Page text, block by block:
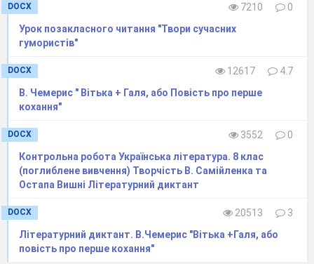
4 Галя Козачок
5 Федько Котигорошко
Репліка
АДотримуйтеся правил дуелі. Я пропоную вам у
цю останню, так сказать, історичну хвилину
помиритися.
БМи ваш «револьвер» з
їли. Шкода, що мала
кобура…На даному етапі.
ВДля тебе…, на даному етапі, доведеться
прочитати лекцію на тему «Що таке підкопи з
ГВиполов. Вона прийшла й каже: «Дякую. Тепер ти
можеш іти додому». Ну, я й пішов.
DOCX 7210
0
Урок позакласного читання "Твори сучасних
гумористiв"
DOCX 12617
4.7
В. Чемерис " Вітька + Галя, або Повість про перше
кохання"
DOCX 3552
0
Контрольна робота Українська література. 8 клас
(поглиблене вивчення) Творчість В. Самійленка та
Остапа Вишні Літературний диктант
DOCX 20513
3
Літературний диктант. В.Чемерис "Вітька +Галя, або
повість про перше кохання"